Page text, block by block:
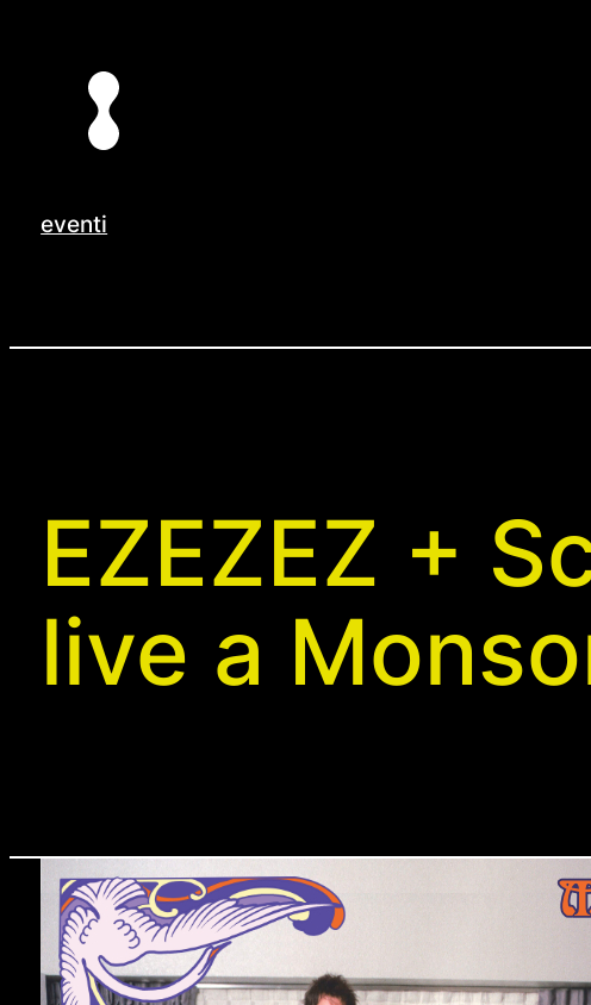
contenuto
eventi
EZEZEZ +
live a